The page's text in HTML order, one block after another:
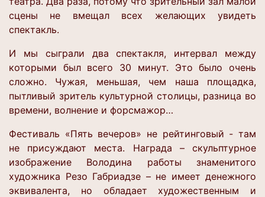
сцены не вмещал всех желающих увидеть
спектакль.
И мы сыграли два спектакля, интервал между
которыми был всего 30 минут. Это было очень
сложно. Чужая, меньшая, чем наша площадка,
пытливый зритель культурной столицы, разница во
времени, волнение и форсмажор…
Фестиваль «Пять вечеров» не рейтинговый - там
не присуждают места. Награда – скульптурное
изображение Володина работы знаменитого
художника Резо Габриадзе – не имеет денежного
эквивалента, но обладает художественным и